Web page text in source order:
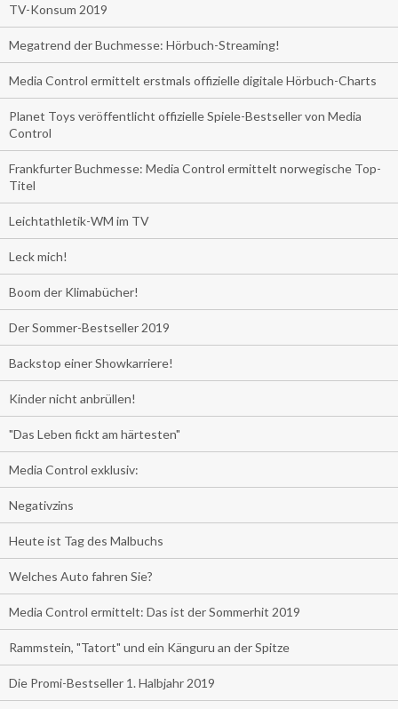
TV-Konsum 2019
Megatrend der Buchmesse: Hörbuch-Streaming!
Media Control ermittelt erstmals offizielle digitale Hörbuch-Charts
Planet Toys veröffentlicht offizielle Spiele-Bestseller von Media
Control
Frankfurter Buchmesse: Media Control ermittelt norwegische Top-
Titel
Leichtathletik-WM im TV
Leck mich!
Boom der Klimabücher!
Der Sommer-Bestseller 2019
Backstop einer Showkarriere!
Kinder nicht anbrüllen!
"Das Leben fickt am härtesten"
Media Control exklusiv:
Negativzins
Heute ist Tag des Malbuchs
Welches Auto fahren Sie?
Media Control ermittelt: Das ist der Sommerhit 2019
Rammstein, "Tatort" und ein Känguru an der Spitze
Die Promi-Bestseller 1. Halbjahr 2019